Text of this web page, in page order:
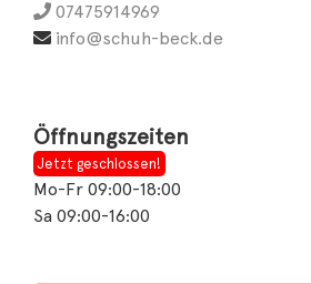
07475914969
info@schuh-beck.de
Öffnungszeiten
Jetzt geschlossen!
Mo-Fr 09:00-18:00
Sa 09:00-16:00